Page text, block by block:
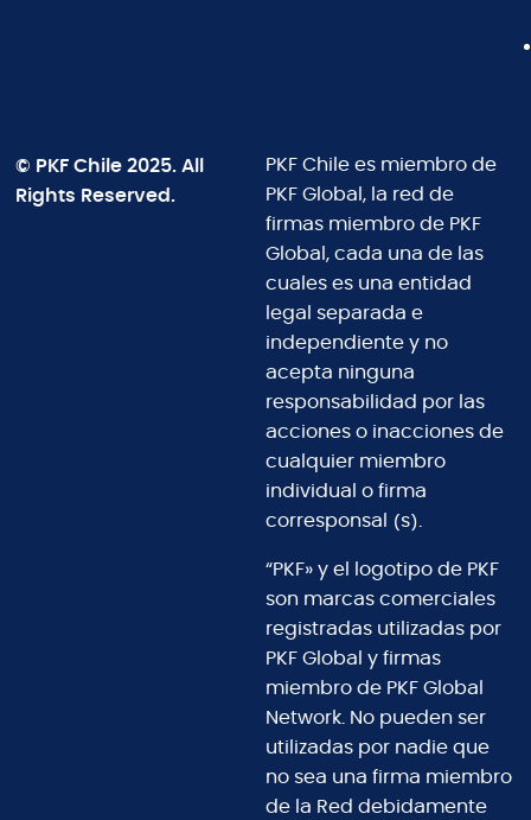
© PKF Chile 2025. All
Rights Reserved.
PKF Chile es miembro de
PKF Global, la red de
firmas miembro de PKF
Global, cada una de las
cuales es una entidad
legal separada e
independiente y no
acepta ninguna
responsabilidad por las
acciones o inacciones de
cualquier miembro
individual o firma
corresponsal (s).
“PKF» y el logotipo de PKF
son marcas comerciales
registradas utilizadas por
PKF Global y firmas
miembro de PKF Global
Network. No pueden ser
utilizadas por nadie que
no sea una firma miembro
de la Red debidamente